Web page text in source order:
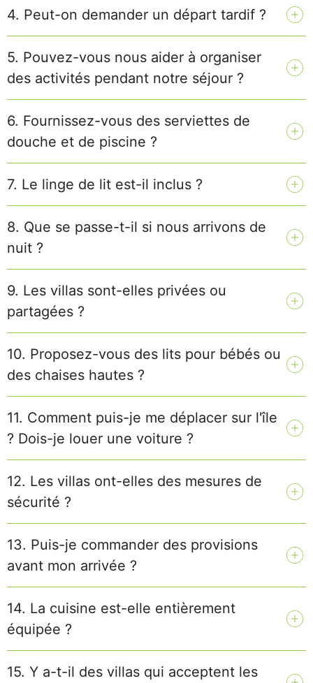
4. Peut-on demander un départ tardif ?
5. Pouvez-vous nous aider à organiser
des activités pendant notre séjour ?
6. Fournissez-vous des serviettes de
douche et de piscine ?
7. Le linge de lit est-il inclus ?
8. Que se passe-t-il si nous arrivons de
nuit ?
9. Les villas sont-elles privées ou
partagées ?
10. Proposez-vous des lits pour bébés ou
des chaises hautes ?
11. Comment puis-je me déplacer sur l'île
? Dois-je louer une voiture ?
12. Les villas ont-elles des mesures de
sécurité ?
13. Puis-je commander des provisions
avant mon arrivée ?
14. La cuisine est-elle entièrement
équipée ?
15. Y a-t-il des villas qui acceptent les